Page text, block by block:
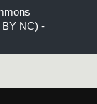
NC) -